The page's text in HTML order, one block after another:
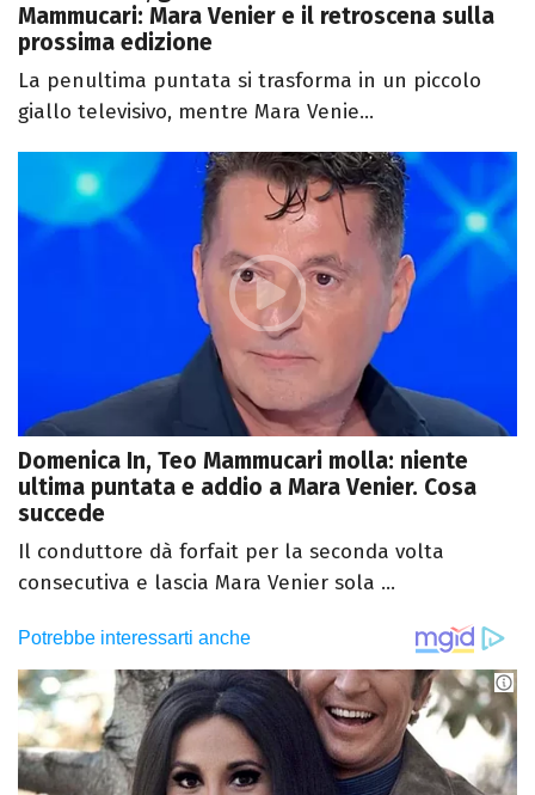
Mammucari: Mara Venier e il retroscena sulla
prossima edizione
La penultima puntata si trasforma in un piccolo
giallo televisivo, mentre Mara Venie...
Domenica In, Teo Mammucari molla: niente
ultima puntata e addio a Mara Venier. Cosa
succede
Il conduttore dà forfait per la seconda volta
consecutiva e lascia Mara Venier sola ...